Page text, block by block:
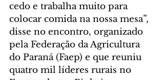
cedo e trabalha muito para
colocar comida na nossa mesa”,
disse no encontro, organizado
pela Federação da Agricultura
do Paraná (Faep) e que reuniu
quatro mil líderes rurais no